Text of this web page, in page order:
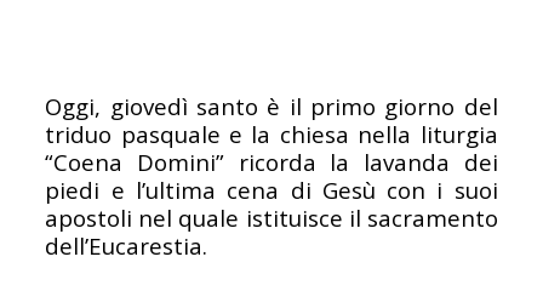
Oggi, giovedì santo è il primo giorno del
triduo pasquale e la chiesa nella liturgia
“Coena Domini” ricorda la lavanda dei
piedi e l’ultima cena di Gesù con i suoi
apostoli nel quale istituisce il sacramento
dell’Eucarestia.